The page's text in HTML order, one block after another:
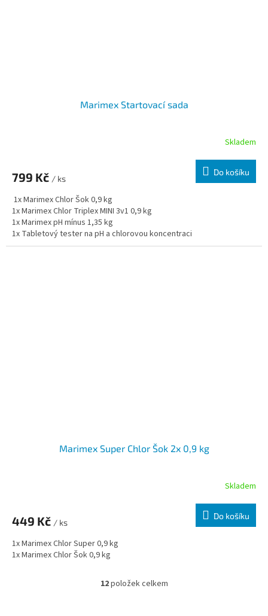
Marimex Startovací sada
Skladem
799 Kč / ks
Do košíku
1xMarimex Chlor Šok 0,9 kg
1xMarimex Chlor Triplex MINI 3v1 0,9 kg
1x Marimex pH mínus 1,35 kg
1x Tabletový tester na pH a chlorovou koncentraci
Marimex Super Chlor Šok 2x 0,9 kg
Skladem
449 Kč / ks
Do košíku
1x Marimex Chlor Super 0,9 kg
1x Marimex Chlor Šok 0,9 kg
Ovládací prvky výpisu
12položek celkem